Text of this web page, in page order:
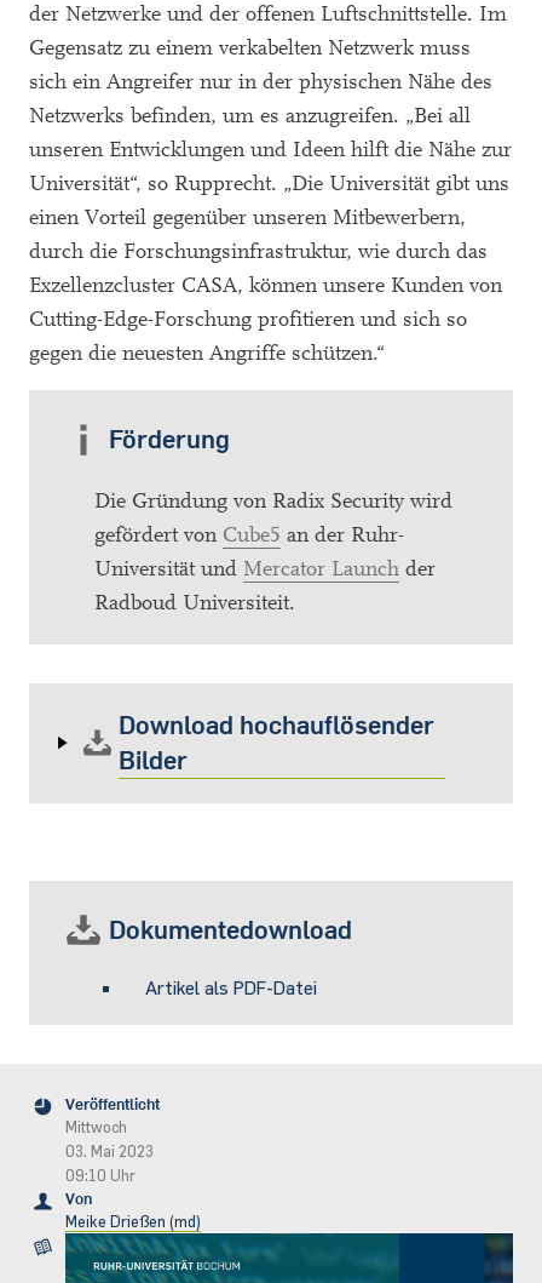
der Netzwerke und der offenen Luftschnittstelle. Im
Gegensatz zu einem verkabelten Netzwerk muss
sich ein Angreifer nur in der physischen Nähe des
Netzwerks befinden, um es anzugreifen. „Bei all
unseren Entwicklungen und Ideen hilft die Nähe zur
Universität“, so Rupprecht. „Die Universität gibt uns
einen Vorteil gegenüber unseren Mitbewerbern,
durch die Forschungsinfrastruktur, wie durch das
Exzellenzcluster CASA, können unsere Kunden von
Cutting-Edge-Forschung profitieren und sich so
gegen die neuesten Angriffe schützen.“
Förderung
Die Gründung von Radix Security wird
gefördert von Cube5 an der Ruhr-
Universität und Mercator Launch der
Radboud Universiteit.
Download hochauflösender
Bilder
Dokumentedownload
Artikel als PDF-Datei
Veröffentlicht
Mittwoch
03. Mai 2023
09:10 Uhr
Von
Meike Drießen (md)